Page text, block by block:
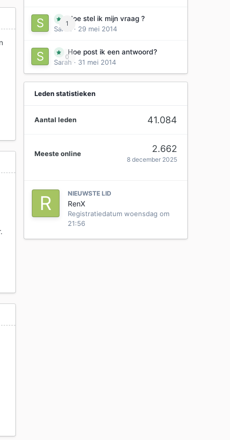
1
Hoe stel ik mijn vraag ?
Sarah
· 29 mei 2014
0
Hoe post ik een antwoord?
Sarah · 31 mei 2014
Leden statistieken
Aantal leden 41.084
Meeste online 2.662
8 december 2025
NIEUWSTE LID
RenX
Registratiedatum woensdag om
21:56